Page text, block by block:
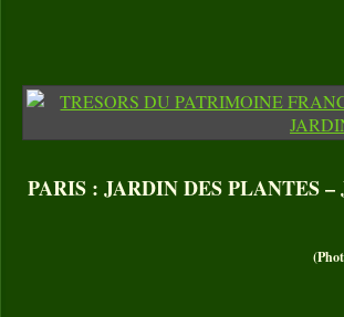
PARIS : JARDIN DES PLANTES